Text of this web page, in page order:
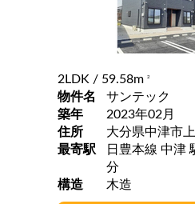
2LDK / 59.58m 2
物件名
サンテック
築年
2023年02月
住所
大分県中津市
最寄駅
日豊本線 中津 駅 バス 12
分
構造
木造